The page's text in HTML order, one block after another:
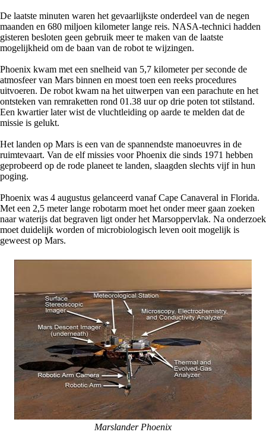
De laatste minuten waren het gevaarlijkste onderdeel van de negen
maanden en 680 miljoen kilometer lange reis. NASA-technici hadden
gisteren besloten geen gebruik meer te maken van de laatste
mogelijkheid om de baan van de robot te wijzingen.
Phoenix kwam met een snelheid van 5,7 kilometer per seconde de
atmosfeer van Mars binnen en moest toen een reeks procedures
uitvoeren. De robot kwam na het uitwerpen van een parachute en het
ontsteken van remraketten rond 01.38 uur op drie poten tot stilstand.
Een kwartier later wist de vluchtleiding op aarde te melden dat de
missie is gelukt.
Het landen op Mars is een van de spannendste manoeuvres in de
ruimtevaart. Van de elf missies voor Phoenix die sinds 1971 hebben
geprobeerd op de rode planeet te landen, slaagden slechts vijf in hun
poging.
Phoenix was 4 augustus gelanceerd vanaf Cape Canaveral in Florida.
Met een 2,5 meter lange robotarm moet het onder meer gaan zoeken
naar waterijs dat begraven ligt onder het Marsoppervlak. Na onderzoek
moet duidelijk worden of microbiologisch leven ooit mogelijk is
geweest op Mars.
Marslander Phoenix